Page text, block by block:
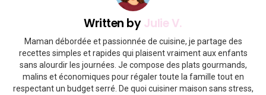
Written byJulie V.
Maman débordée et passionnée de cuisine, je partage des
recettes simples et rapides qui plaisent vraiment aux enfants
sans alourdir les journées. Je compose des plats gourmands,
malins et économiques pour régaler toute la famille tout en
respectant un budget serré. De quoi cuisiner maison sans stress,